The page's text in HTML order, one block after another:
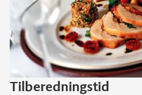
Tilberedningstid